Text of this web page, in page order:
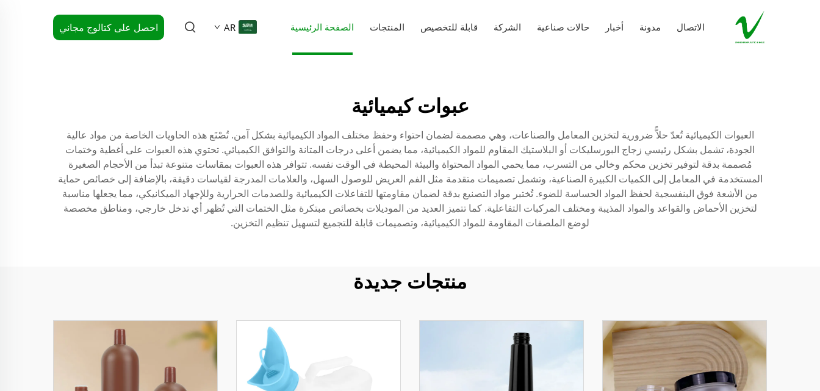
الصفحة الرئيسية المنتجات قابلة للتخصيص الشركة حالات صناعية أخبار مدونة الاتصال AR احصل على كتالوج مجاني
عبوات كيميائية
العبوات الكيميائية تُعدّ حلاًّ ضرورية لتخزين المعامل والصناعات، وهي مصممة لضمان احتواء وحفظ مختلف المواد الكيميائية بشكل آمن. تُصْنَع هذه الحاويات الخاصة من مواد عالية
الجودة، تشمل بشكل رئيسي زجاج البورسليكات أو البلاستيك المقاوم للمواد الكيميائية، مما يضمن أعلى درجات المتانة والتوافق الكيميائي. تحتوي هذه العبوات على أغطية وختمات
مُصممة بدقة لتوفير تخزين محكم وخالي من التسرب، مما يحمي المواد المحتواة والبيئة المحيطة في الوقت نفسه. تتوافر هذه العبوات بمقاسات متنوعة تبدأ من الأحجام الصغيرة
المستخدمة في المعامل إلى الكميات الكبيرة الصناعية، وتشمل تصميمات متقدمة مثل الفم العريض للوصول السهل، والعلامات المدرجة لقياسات دقيقة، بالإضافة إلى خصائص حماية
من الأشعة فوق البنفسجية لحفظ المواد الحساسة للضوء. تُختبر مواد التصنيع بدقة لضمان مقاومتها للتفاعلات الكيميائية وللصدمات الحرارية وللإجهاد الميكانيكي، مما يجعلها مناسبة
لتخزين الأحماض والقواعد والمواد المذيبة ومختلف المركبات التفاعلية. كما تتميز العديد من الموديلات بخصائص مبتكرة مثل الختمات التي تُظهر أي تدخل خارجي، ومناطق مخصصة
لوضع الملصقات المقاومة للمواد الكيميائية، وتصميمات قابلة للتجميع لتسهيل تنظيم التخزين.
منتجات جديدة